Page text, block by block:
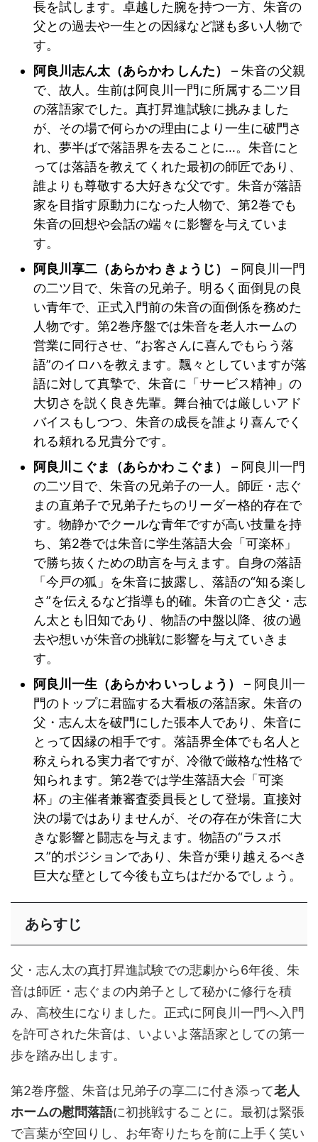
長を試します。卓越した腕を持つ一方、朱音の
父との過去や一生との因縁など謎も多い人物で
す。
阿良川志ん太（あらかわ しんた）
– 朱音の父親
で、故人。生前は阿良川一門に所属する二ツ目
の落語家でした。真打昇進試験に挑みました
が、その場で何らかの理由により一生に破門さ
れ、夢半ばで落語界を去ることに…。朱音にと
っては落語を教えてくれた最初の師匠であり、
誰よりも尊敬する大好きな父です。朱音が落語
家を目指す原動力になった人物で、第2巻でも
朱音の回想や会話の端々に影響を与えていま
す。
阿良川享二（あらかわ きょうじ）
– 阿良川一門
の二ツ目で、朱音の兄弟子。明るく面倒見の良
い青年で、正式入門前の朱音の面倒係を務めた
人物です。第2巻序盤では朱音を老人ホームの
営業に同行させ、“お客さんに喜んでもらう落
語”のイロハを教えます。飄々としていますが落
語に対して真摯で、朱音に「サービス精神」の
大切さを説く良き先輩。舞台袖では厳しいアド
バイスもしつつ、朱音の成長を誰より喜んでく
れる頼れる兄貴分です。
阿良川こぐま（あらかわ こぐま）
– 阿良川一門
の二ツ目で、朱音の兄弟子の一人。師匠・志ぐ
まの直弟子で兄弟子たちのリーダー格的存在で
す。物静かでクールな青年ですが高い技量を持
ち、第2巻では朱音に学生落語大会「可楽杯」
で勝ち抜くための助言を与えます。自身の落語
「今戸の狐」を朱音に披露し、落語の“知る楽し
さ”を伝えるなど指導も的確。朱音の亡き父・志
ん太とも旧知であり、物語の中盤以降、彼の過
去や想いが朱音の挑戦に影響を与えていきま
す。
阿良川一生（あらかわ いっしょう）
– 阿良川一
門のトップに君臨する大看板の落語家。朱音の
父・志ん太を破門にした張本人であり、朱音に
とって因縁の相手です。落語界全体でも名人と
称えられる実力者ですが、冷徹で厳格な性格で
知られます。第2巻では学生落語大会「可楽
杯」の主催者兼審査委員長として登場。直接対
決の場ではありませんが、その存在が朱音に大
きな影響と闘志を与えます。物語の“ラスボ
ス”的ポジションであり、朱音が乗り越えるべき
巨大な壁として今後も立ちはだかるでしょう。
あらすじ
父・志ん太の真打昇進試験での悲劇から6年後、朱
音は師匠・志ぐまの内弟子として秘かに修行を積
み、高校生になりました。正式に阿良川一門へ入門
を許可された朱音は、いよいよ落語家としての第一
歩を踏み出します。
第2巻序盤、朱音は兄弟子の享二に付き添って老人
ホームの慰問落語に初挑戦することに。最初は緊張
で言葉が空回りし、お年寄りたちを前に上手く笑い